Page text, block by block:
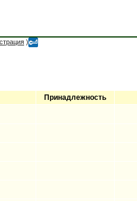
)
Принадлежность